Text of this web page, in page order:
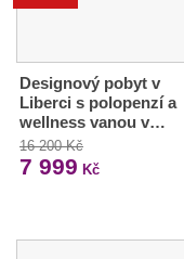
Designový pobyt v
Liberci s polopenzí a
wellness vanou v…
16 200 Kč
7 999 Kč